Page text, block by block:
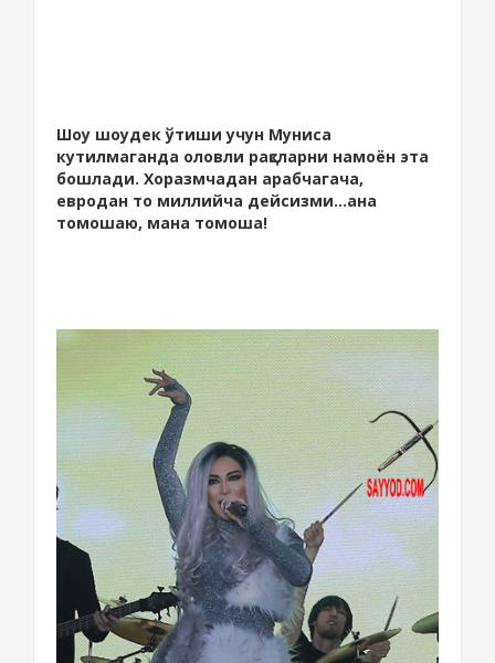
Шоу шоудек ўтиши учун Муниса
кутилмаганда оловли рақсларни намоён эта
бошлади. Хоразмчадан арабчагача,
евродан то миллийча дейсизми...ана
томошаю, мана томоша!